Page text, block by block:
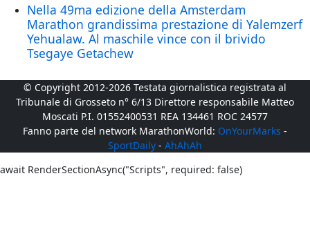
Nella 49ma edizione della Amsterdam
Marathon grandissima prestazione di Yalemzerf
Yehualaw. Al maschile vince con il brivido
Tsegaye Getachew
© Copyright 2012-2026 Testata giornalistica registrata al
Tribunale di Grosseto n° 6/13 Direttore responsabile Matteo
Moscati P.I. 01552400531 REA 134461 ROC 24577
Fanno parte del network MarathonWorld: OnYourMarks -
SportDaily - AhAhAh
await RenderSectionAsync("Scripts", required: false)